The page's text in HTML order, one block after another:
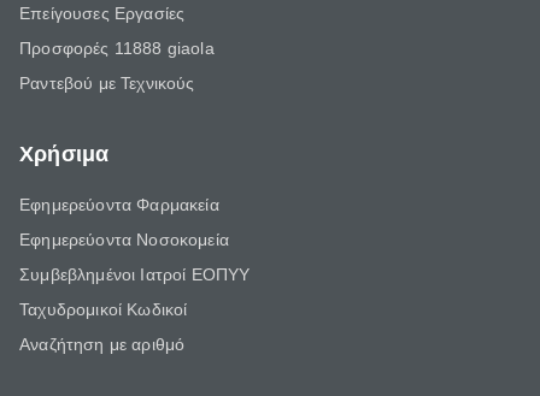
Επείγουσες Εργασίες
Προσφορές 11888 giaola
Ραντεβού με Τεχνικούς
Χρήσιμα
Εφημερεύοντα Φαρμακεία
Εφημερεύοντα Νοσοκομεία
Συμβεβλημένοι Ιατροί ΕΟΠΥΥ
Ταχυδρομικοί Κωδικοί
Αναζήτηση με αριθμό